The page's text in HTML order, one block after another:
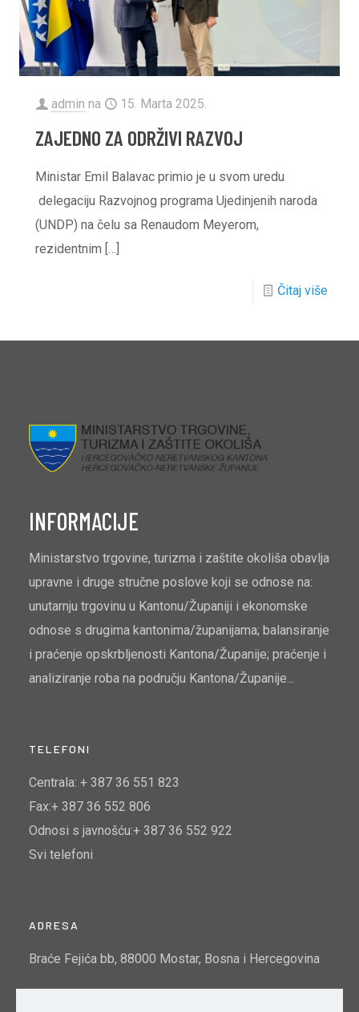
admin na 15. Marta 2025.
ZAJEDNO ZA ODRŽIVI RAZVOJ
Ministar Emil Balavac primio je u svom uredu
delegaciju Razvojnog programa Ujedinjenih naroda
(UNDP) na čelu sa Renaudom Meyerom,
rezidentnim […]
Čitaj više
INFORMACIJE
Ministarstvo trgovine, turizma i zaštite okoliša obavlja
upravne i druge stručne poslove koji se odnose na:
unutarnju trgovinu u Kantonu/Županiji i ekonomske
odnose s drugima kantonima/županijama; balansiranje
i praćenje opskrbljenosti Kantona/Županije; praćenje i
analiziranje roba na području Kantona/Županije...
TELEFONI
Centrala: + 387 36 551 823
Fax:+ 387 36 552 806
Odnosi s javnošću:+ 387 36 552 922
Svi telefoni
ADRESA
Braće Fejića bb, 88000 Mostar, Bosna i Hercegovina